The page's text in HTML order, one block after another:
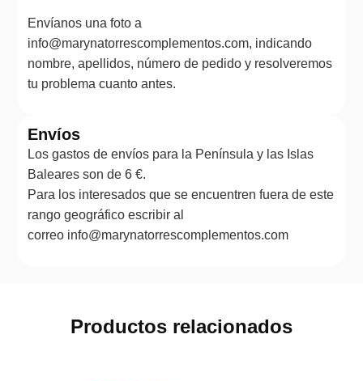
Envíanos una foto a
info@marynatorrescomplementos.com, indicando
nombre, apellidos, número de pedido y resolveremos
tu problema cuanto antes.
Envíos
Los gastos de envíos para la Península y las Islas
Baleares son de 6 €.
Para los interesados que se encuentren fuera de este
rango geográfico escribir al
correo info@marynatorrescomplementos.com
Productos relacionados